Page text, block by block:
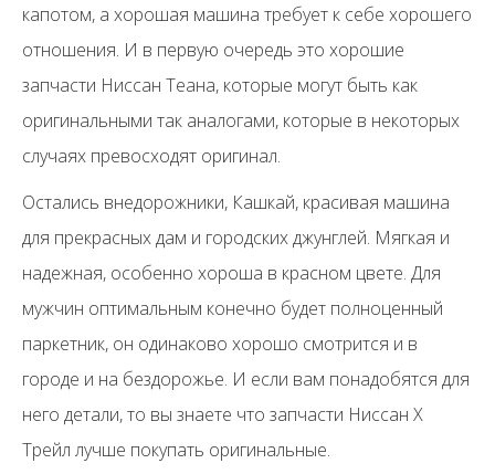
капотом, а хорошая машина требует к себе хорошего
отношения. И в первую очередь это хорошие
запчасти Ниссан Теана, которые могут быть как
оригинальными так аналогами, которые в некоторых
случаях превосходят оригинал.
Остались внедорожники, Кашкай, красивая машина
для прекрасных дам и городских джунглей. Мягкая и
надежная, особенно хороша в красном цвете. Для
мужчин оптимальным конечно будет полноценный
паркетник, он одинаково хорошо смотрится и в
городе и на бездорожье. И если вам понадобятся для
него детали, то вы знаете что запчасти Ниссан Х
Трейл лучше покупать оригинальные.